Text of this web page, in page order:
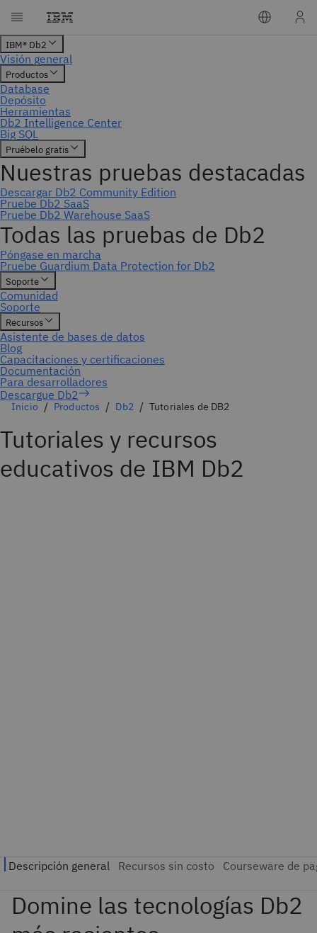
Inicio Productos Db2 Tutoriales de DB2
Tutoriales y recursos
educativos de IBM Db2